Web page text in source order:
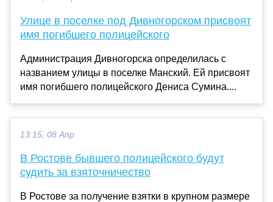
Улице в поселке под Дивногорском присвоят
имя погибшего полицейского
Администрация Дивногорска определилась с
названием улицы в поселке Манский. Ей присвоят
имя погибшего полицейского Дениса Сумина....
13:15, 08 Апр
В Ростове бывшего полицейского будут
судить за взяточничество
В Ростове за получение взятки в крупном размере